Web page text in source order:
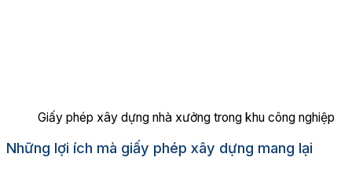
Giấy phép xây dựng nhà xưởng trong khu công nghiệp
Những lợi ích mà giấy phép xây dựng mang lại